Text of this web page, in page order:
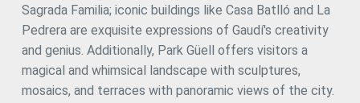
Sagrada Familia; iconic buildings like Casa Batlló and La
Pedrera are exquisite expressions of Gaudí's creativity
and genius. Additionally, Park Güell offers visitors a
magical and whimsical landscape with sculptures,
mosaics, and terraces with panoramic views of the city.